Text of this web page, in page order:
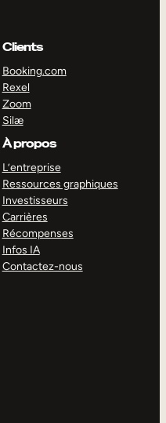
Clients
Booking.com
Rexel
Zoom
Silæ
À propos
L’entreprise
Ressources graphiques
Investisseurs
Carrières
Récompenses
Infos IA
Contactez-nous